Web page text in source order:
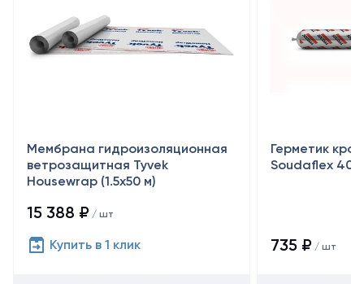
Мембрана гидроизоляционная
ветрозащитная Tyvek
Housewrap (1.5х50 м)
15 388 ₽ / шт
Купить в 1 клик
Герметик
Soudaflex 40
735 ₽ / шт